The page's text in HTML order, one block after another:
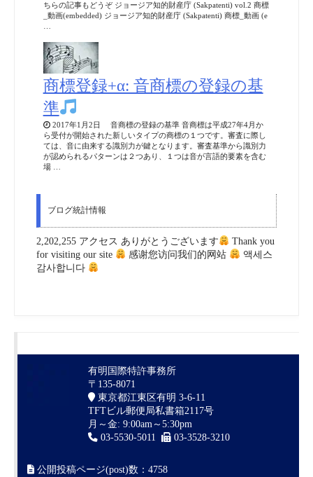
ちらの記事もどうぞ ジョージア知的財産庁 (Sakpatenti) vol.2 商標
_動画(embedded) ジョージア知的財産庁 (Sakpatenti) 商標_動画 (e
商標登録+α: 音商標の登録の基
準
2017年1月2日 音商標の登録の基準 音商標は平成27年4月か
ら受付が開始された新しいタイプの商標の１つです。審査に際し
ては、音に由来する識別力が鍵となります。審査基準から識別力
が認められるパターンは２つあり、１つは音が言語的要素を含む
場 …
ブログ統計情報
2,202,255 アクセス ありがとうございます
Thank you
for visiting our site
感谢您访问我们的网站
액세스
감사합니다
有明国際特許事務所
〒135-8071
東京都江東区有明 3-6-11
TFTビル郵便局私書箱2117号
月～金: 9:00am～5:30pm
03-5530-5011
03-3528-3210
公開投稿ページ(post)数：4758